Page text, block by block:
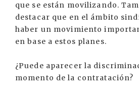
que se están movilizando.
destacar que en el ámbito
haber un movimiento
en base a estos planes.
¿Puede aparecer la
momento de la contratación?